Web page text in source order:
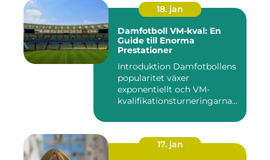
18. jan
Damfotboll VM-kval: En
Guide till Enorma
Prestationer
Introduktion Damfotbollens
popularitet växer
exponentiellt och VM-
kvalifikationsturneringarna
17. jan